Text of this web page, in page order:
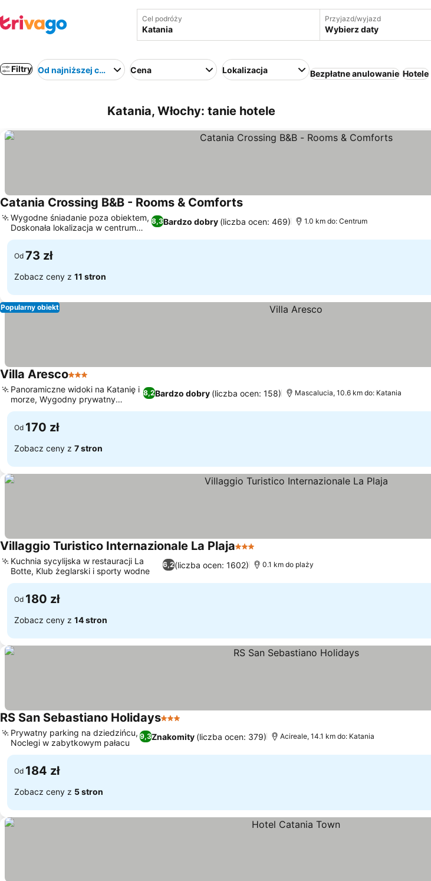
Cel podróży Przyjazd/wyjazd
Wybierz daty
Filtry Od najniższej ceny Cena Lokalizacja Bezpłatne anulowanie Hotele
Katania, Włochy: tanie hotele
Catania Crossing B&B - Rooms & ComfortsWyświetl ceny
8,3Bardzo dobry (liczba ocen: 469)
Wygodne śniadanie poza obiektem,
Doskonała lokalizacja w centrum
Katanii
1.0 km do: Centrum
Od 73 zł
Zobacz ceny z 11 stron
Popularny obiekt
Villa Aresco3 Kategoria
8,2Bardzo dobry (liczba ocen: 158)
Panoramiczne widoki na Katanię i
morze, Wygodny prywatny
parking
Mascalucia, 10.6 km do: Katania
Od 170 zł
Zobacz ceny z 7 stron
Villaggio Turistico Internazionale La Plaja3 Kategoria
6,2(liczba ocen: 1602)
Kuchnia sycylijska w restauracji La
Botte, Klub żeglarski i sporty wodne
0.1 km do plaży
Od 180 zł
Zobacz ceny z 14 stron
RS San Sebastiano Holidays3 Kategoria
9,3Znakomity (liczba ocen: 379)
Prywatny parking na dziedzińcu,
Noclegi w zabytkowym pałacu
Acireale, 14.1 km do: Katania
Od 184 zł
Zobacz ceny z 5 stron